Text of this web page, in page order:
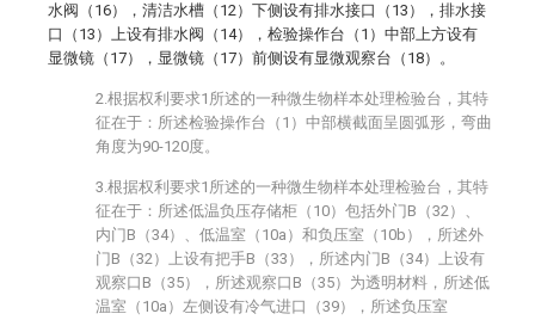
水阀（16），清洁水槽（12）下侧设有排水接口（13），排水接
口（13）上设有排水阀（14），检验操作台（1）中部上方设有
显微镜（17），显微镜（17）前侧设有显微观察台（18）。
2.根据权利要求1所述的一种微生物样本处理检验台，其特
征在于：所述检验操作台（1）中部横截面呈圆弧形，弯曲
角度为90-120度。
3.根据权利要求1所述的一种微生物样本处理检验台，其特
征在于：所述低温负压存储柜（10）包括外门B（32）、
内门B（34）、低温室（10a）和负压室（10b），所述外
门B（32）上设有把手B（33），所述内门B（34）上设有
观察口B（35），所述观察口B（35）为透明材料，所述低
温室（10a）左侧设有冷气进口（39），所述负压室